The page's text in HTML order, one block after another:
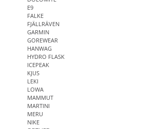
E9
FALKE
FJÄLLRÄVEN
GARMIN
GOREWEAR
HANWAG
HYDRO FLASK
ICEPEAK
KJUS
LEKI
LOWA
MAMMUT
MARTINI
MERU
NIKE